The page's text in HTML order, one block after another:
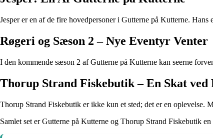
Jesper er en af de fire hovedpersoner i Gutterne på Kutterne.
Røgeri og Sæson 2 – Nye Eventyr Venter
I den kommende sæson 2 af Gutterne på Kutterne kan seerne
Thorup Strand Fiskebutik – En Skat ved
Thorup Strand Fiskebutik er ikke kun et sted; det er en oplevelse.
Samlet set er Gutterne på Kutterne og Thorup Strand Fiskebutik